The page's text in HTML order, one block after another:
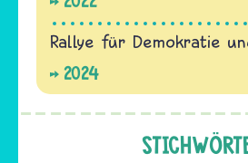
Rallye für Demokratie
2024